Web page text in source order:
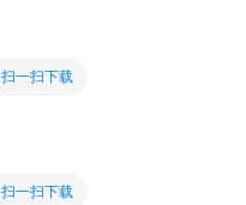
扫一扫下载
扫一扫下载